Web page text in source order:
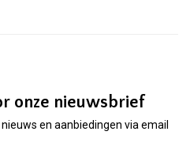
onze nieuwsbrief
en aanbiedingen via email